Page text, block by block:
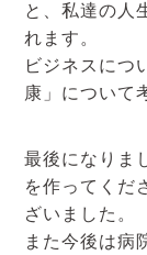
と、私達の人
れます。
ビジネスにつ
康」について
最後になりま
を作ってくだ
ざいました。
また今後は病